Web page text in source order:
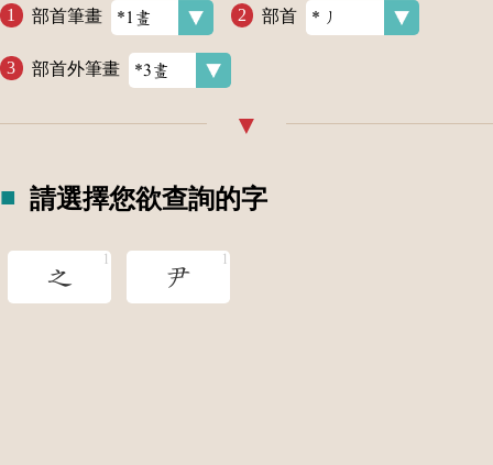
部首筆畫 部首
部首外筆畫
請選擇您欲查詢的字
之 尹